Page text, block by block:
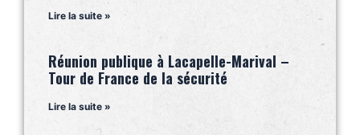
Lire la suite »
Réunion publique à Lacapelle-Marival –
Tour de France de la sécurité
Lire la suite »